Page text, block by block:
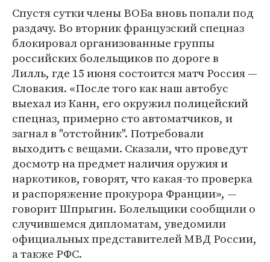
Спустя сутки члены ВОБа вновь попали под
раздачу. Во вторник французский спецназ
блокировал организованные группы
российских болельщиков по дороге в
Лилль, где 15 июня состоится матч Россия —
Словакия. «После того как наш автобус
выехал из Канн, его окружил полицейский
спецназ, примерно сто автоматчиков, и
загнал в "отстойник". Потребовали
выходить с вещами. Сказали, что проведут
досмотр на предмет наличия оружия и
наркотиков, говорят, что какая-то проверка
и распоряжение прокурора Франции», —
говорит Шпрыгин. Болельщики сообщили о
случившемся дипломатам, уведомили
официальных представителей МВД России,
а также РФС.